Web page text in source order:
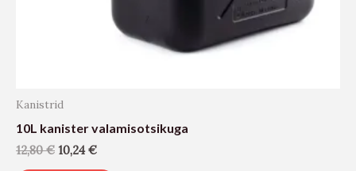
Kanistrid
10L kanister valamisotsikuga
12,80€ 10,24€